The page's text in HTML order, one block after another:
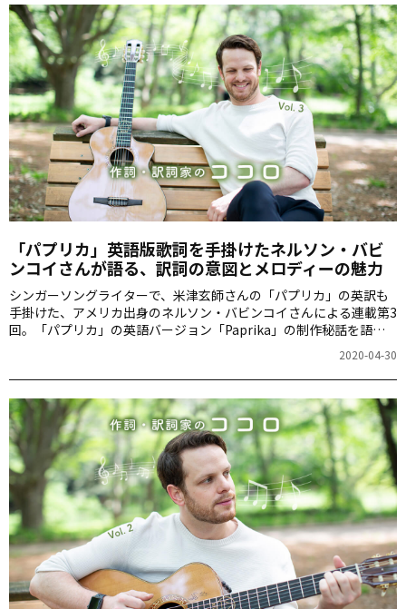
「パプリカ」英語版歌詞を手掛けたネルソン・バビ
ンコイさんが語る、訳詞の意図とメロディーの魅力
シンガーソングライターで、米津玄師さんの「パプリカ」の英訳も
手掛けた、アメリカ出身のネルソン・バビンコイさんによる連載第3
回。「パプリカ」の英語バージョン「Paprika」の制作秘話を語り
2020-04-30